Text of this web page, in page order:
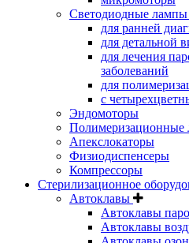
Светодиодные лампы
для ранней
для детальной
для лечения
заболеваний
для
с
Эндомоторы
Полимеризационные
Апекслокаторы
Физиодиспенсеры
Компрессоры
Стерилизационное
Автоклавы
Автоклавы
Автоклавы